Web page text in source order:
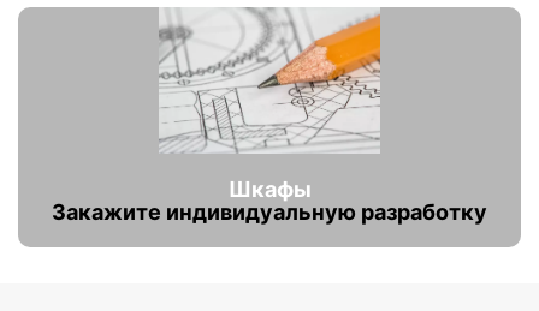
Шкафы
Закажите индивидуальную разработку